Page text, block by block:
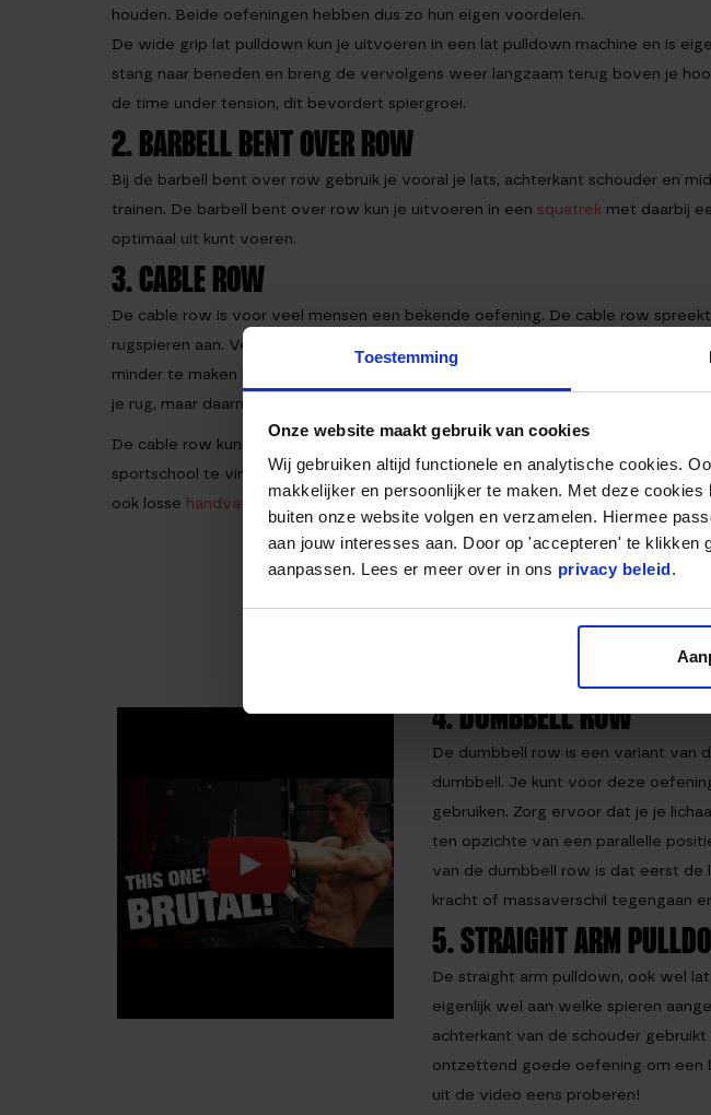
Toestemming
Onze website maakt gebruik van cookies
Wij gebruiken altijd functionele en analytische cookies.
makkelijker en persoonlijker te maken. Met deze
buiten onze website volgen en verzamelen. Hiermee
aan jouw interesses aan. Door op 'accepteren' te
aanpassen. Lees er meer over in ons privacy beleid.
houden. Beide oefeningen hebben dus zo hun eigen voordelen.
De wide grip lat pulldown kun je uitvoeren in een lat pulldown machine en is
stang naar beneden en breng de vervolgens weer langzaam terug boven je
de time under tension, dit bevordert spiergroei.
2. BARBELL BENT OVER ROW
Bij de barbell bent over row gebruik je vooral je lats, achterkant schouder en
trainen. De barbell bent over row kun je uitvoeren in een squatrek met daarbij
optimaal uit kunt voeren.
3. CABLE ROW
De cable row is voor veel mensen een bekende oefening. De cable row
rugspieren aan. Veel mensen ervaren echter dat bij deze oefening ook vaak al
minder te maken kun je ook een wide cable row in je schema toevoegen.
je rug, maar daarnaast spreek je ook nog eens goed je lats aan.
De cable row kun je gemakkelijk uitvoeren in een cable row machine. Deze is
sportschool te vinden. Je kunt hierbij gebruik maken van een V-bar grip, maar
ook losse handvatten gebruiken.
4. DUMBBELL ROW
De dumbbell row is een variant van
dumbbell. Je kunt voor deze
gebruiken. Zorg ervoor dat je je
ten opzichte van een parallelle
van de dumbbell row is dat eerst de
kracht of massaverschil tegengaan
5. STRAIGHT ARM
De straight arm pulldown, ook wel
eigenlijk wel aan welke spieren
achterkant van de schouder
ontzettend goede oefening om een
uit de video eens proberen!